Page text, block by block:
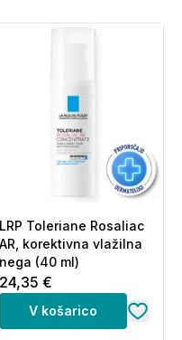
SODIUMSTEAROYL
FERMENT
TOCOPHEROL,
DISUCCINATE.
oseba in
LRP Toleriane Rosaliac
AR, korektivna vlažilna
nega (40 ml)
24,35 €
V košarico